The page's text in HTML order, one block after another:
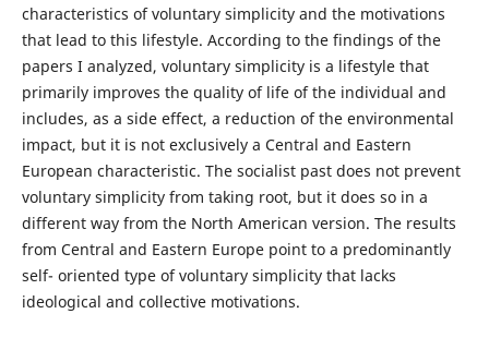
characteristics of voluntary simplicity and the motivations
that lead to this lifestyle. According to the findings of the
papers I analyzed, voluntary simplicity is a lifestyle that
primarily improves the quality of life of the individual and
includes, as a side effect, a reduction of the environmental
impact, but it is not exclusively a Central and Eastern
European characteristic. The socialist past does not prevent
voluntary simplicity from taking root, but it does so in a
different way from the North American version. The results
from Central and Eastern Europe point to a predominantly
self- oriented type of voluntary simplicity that lacks
ideological and collective motivations.